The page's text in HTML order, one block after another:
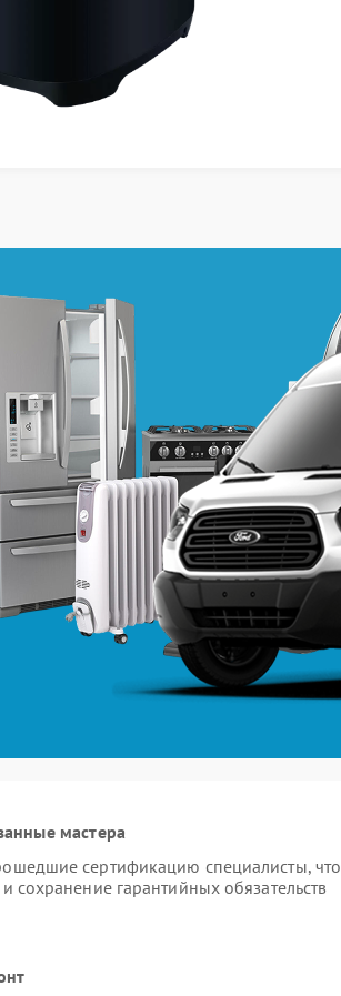
мастера
сертификацию специалисты, что
сохранение гарантийных обязательств